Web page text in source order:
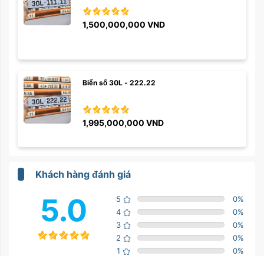
1,500,000,000 VND
Biển số 30L - 222.22
1,995,000,000 VND
Khách hàng đánh giá
5.0 5 0%
4
0%
3
0%
2
0%
1
0%